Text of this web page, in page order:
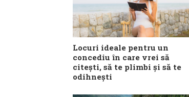
Locuri ideale pentru un
concediu în care vrei să
citești, să te plimbi și să te
odihnești